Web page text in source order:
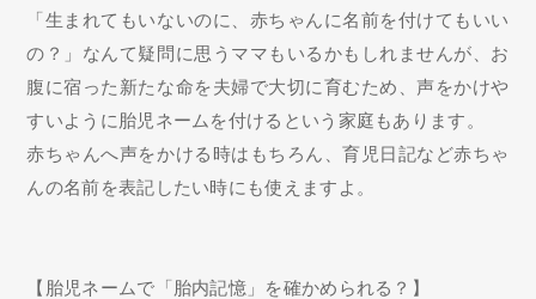
「生まれてもいないのに、赤ちゃんに名前を付けてもいい
の？」なんて疑問に思うママもいるかもしれませんが、お
腹に宿った新たな命を夫婦で大切に育むため、声をかけや
すいように胎児ネームを付けるという家庭もあります。
赤ちゃんへ声をかける時はもちろん、育児日記など赤ちゃ
んの名前を表記したい時にも使えますよ。
【胎児ネームで「胎内記憶」を確かめられる？】